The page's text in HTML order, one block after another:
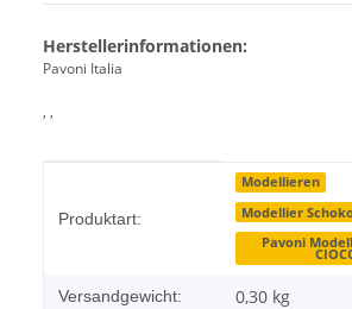
Herstellerinformationen:
Pavoni Italia
, ,
Produktart:
Modellieren
Modellier
Pavoni
Versandgewicht: 0,30 kg